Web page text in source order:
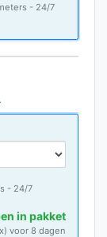
- 24/7
- 24/7
in pakket
voor 8 dagen